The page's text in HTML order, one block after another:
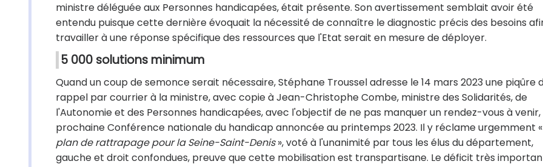
ministre déléguée aux Personnes handicapées, était présente. Son avertissement semblait avoir été
entendu puisque cette dernière évoquait la nécessité de connaître le diagnostic précis des besoins
travailler à une réponse spécifique des ressources que l'Etat serait en mesure de déployer.
5 000 solutions minimum
Quand un coup de semonce serait nécessaire, Stéphane Troussel adresse le 14 mars 2023 une piqûre
rappel par courrier à la ministre, avec copie à Jean-Christophe Combe, ministre des Solidarités, de
l'Autonomie et des Personnes handicapées, avec l'objectif de ne pas manquer un rendez-vous à venir,
prochaine Conférence nationale du handicap annoncée au printemps 2023. Il y réclame urgemment «
plan de rattrapage pour la Seine-Saint-Denis», voté à l'unanimité par tous les élus du département,
gauche et droit confondues, preuve que cette mobilisation est transpartisane. Le déficit très